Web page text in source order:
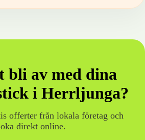
bli av med dina
i Herrljunga?
offerter från lokala företag och
direkt online.